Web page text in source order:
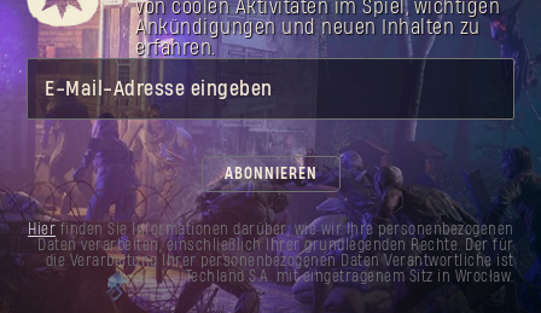
von coolen Aktivitäten im Spiel, wichtigen
Ankündigungen und neuen Inhalten zu
erfahren.
E-Mail-Adresse eingeben
ABONNIEREN
Hier finden Sie Informationen darüber, wie wir Ihre personenbezogenen
Daten verarbeiten, einschließlich Ihrer grundlegenden Rechte. Der für
die Verarbeitung Ihrer personenbezogenen Daten Verantwortliche ist
Techland S.A. mit eingetragenem Sitz in Wrocław.